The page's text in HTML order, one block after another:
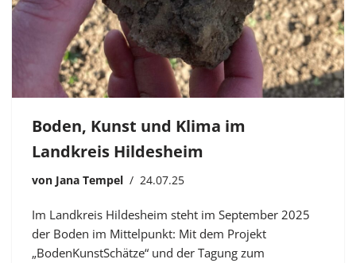
Boden, Kunst und Klima im
Landkreis Hildesheim
von Jana Tempel 24.07.25
Im Landkreis Hildesheim steht im September 2025
der Boden im Mittelpunkt: Mit dem Projekt
„BodenKunstSchätze“ und der Tagung zum